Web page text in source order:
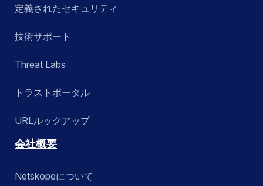
定義されたセキュリティ
技術サポート
Threat Labs
トラストポータル
URLルックアップ
会社概要
Netskopeについて